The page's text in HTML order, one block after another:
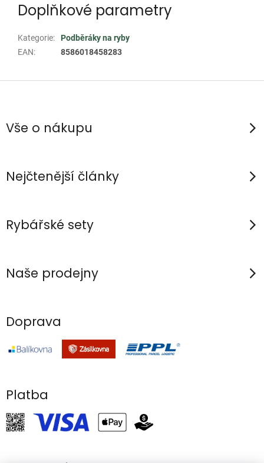
Doplňkové parametry
Kategorie:
Podběráky na ryby
EAN: 8586018458283
Z
pVše o nákupu
Nejčtenější články
Rybářské sety
Naše prodejny
Doprava
Platba